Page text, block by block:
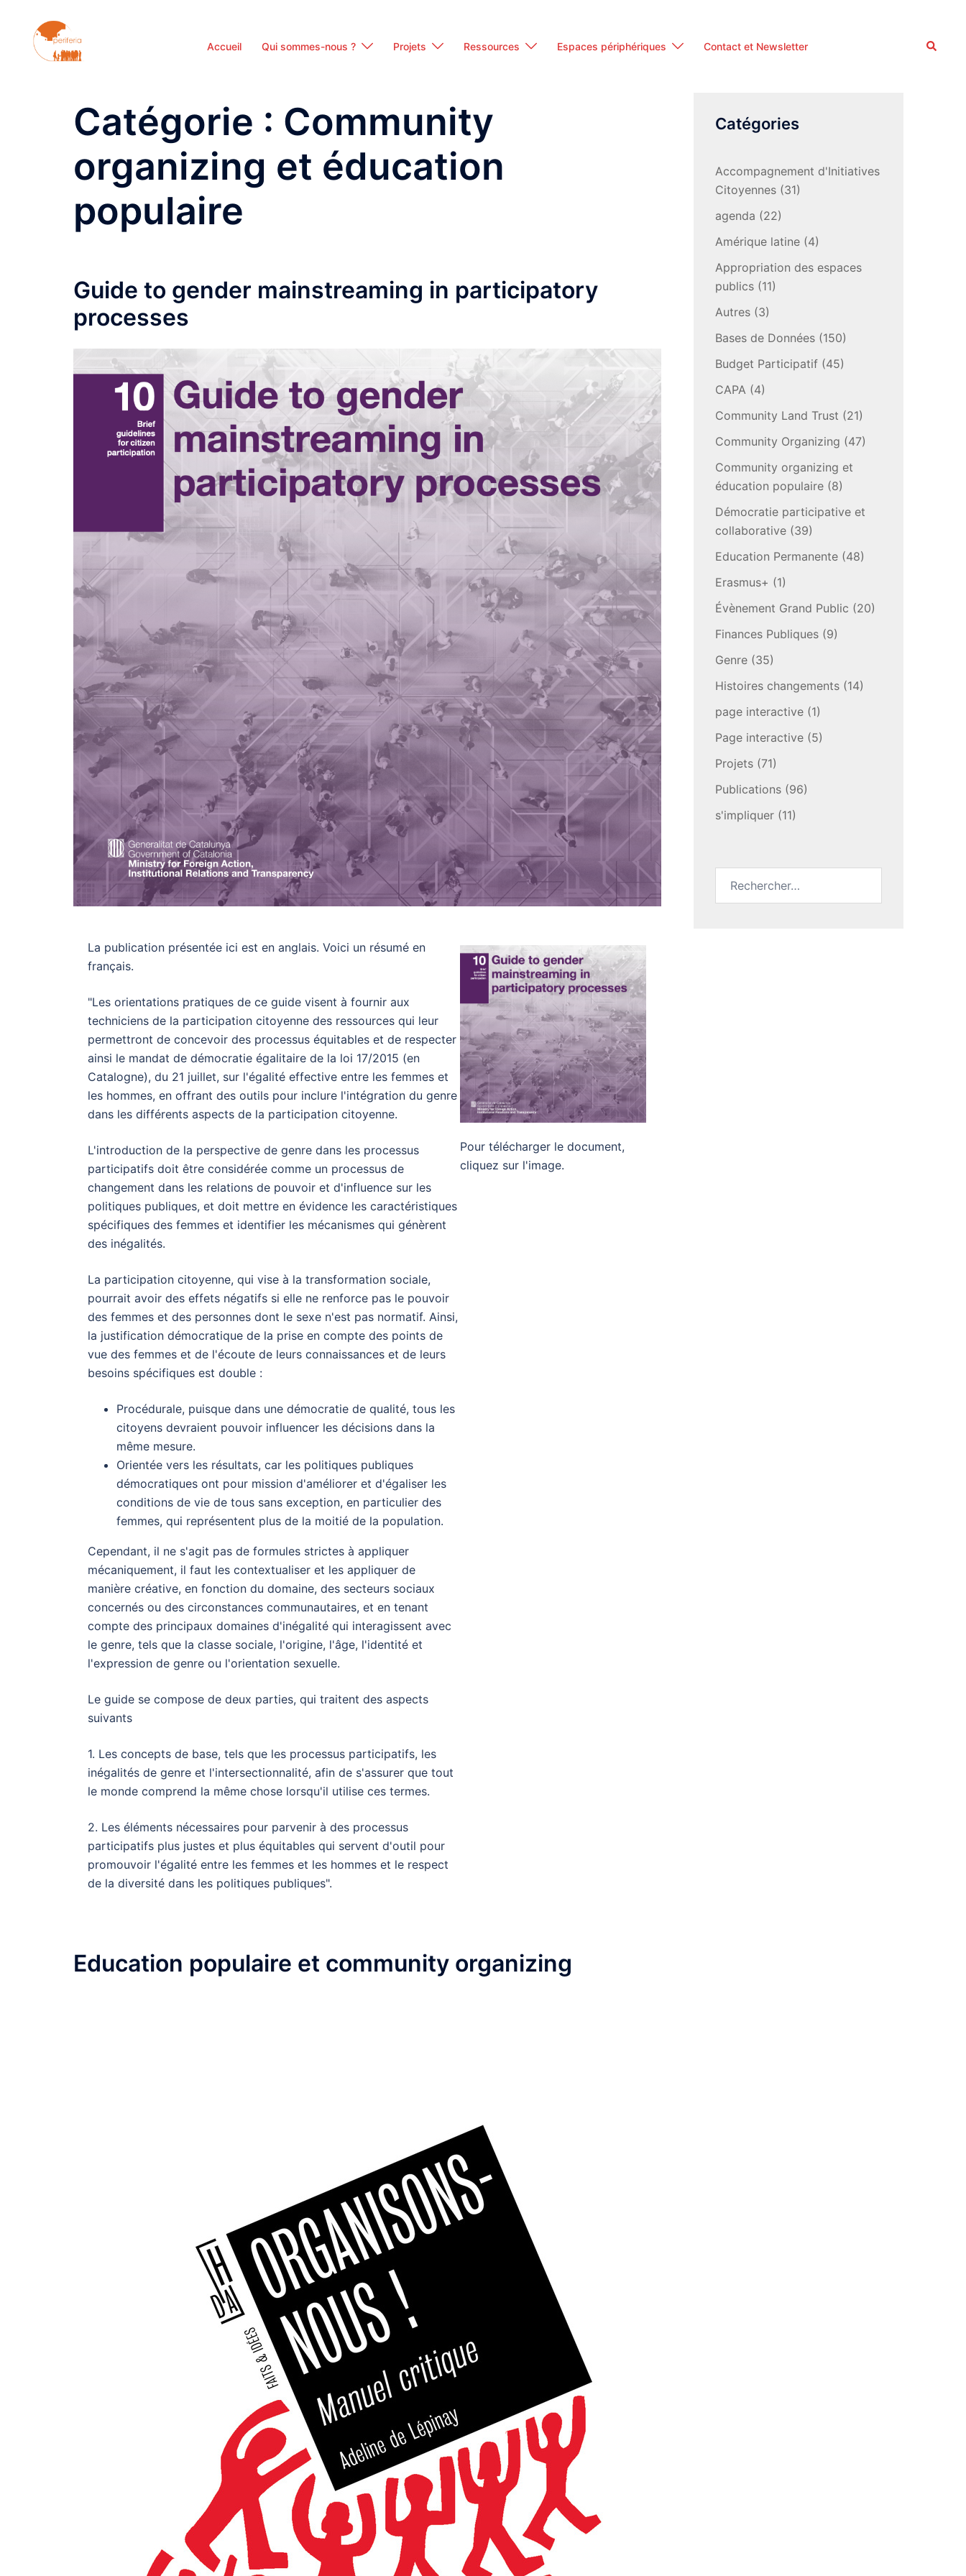
contenu
Accueil Qui sommes-nous ? Projets Ressources Espaces périphériques Contact et Newsletter
Catégorie : Community
organizing et éducation
populaire
Guide to gender mainstreaming in participatory
processes
La publication présentée ici est en anglais. Voici un résumé en
français.
"Les orientations pratiques de ce guide visent à fournir aux
techniciens de la participation citoyenne des ressources qui leur
permettront de concevoir des processus équitables et de respecter
ainsi le mandat de démocratie égalitaire de la loi 17/2015 (en
Catalogne), du 21 juillet, sur l'égalité effective entre les femmes et
les hommes, en offrant des outils pour inclure l'intégration du genre
dans les différents aspects de la participation citoyenne.
L'introduction de la perspective de genre dans les processus
participatifs doit être considérée comme un processus de
changement dans les relations de pouvoir et d'influence sur les
politiques publiques, et doit mettre en évidence les caractéristiques
spécifiques des femmes et identifier les mécanismes qui génèrent
des inégalités.
La participation citoyenne, qui vise à la transformation sociale,
pourrait avoir des effets négatifs si elle ne renforce pas le pouvoir
des femmes et des personnes dont le sexe n'est pas normatif. Ainsi,
la justification démocratique de la prise en compte des points de
vue des femmes et de l'écoute de leurs connaissances et de leurs
besoins spécifiques est double :
Procédurale, puisque dans une démocratie de qualité, tous les
citoyens devraient pouvoir influencer les décisions dans la
même mesure.
Orientée vers les résultats, car les politiques publiques
démocratiques ont pour mission d'améliorer et d'égaliser les
conditions de vie de tous sans exception, en particulier des
femmes, qui représentent plus de la moitié de la population.
Cependant, il ne s'agit pas de formules strictes à appliquer
mécaniquement, il faut les contextualiser et les appliquer de
manière créative, en fonction du domaine, des secteurs sociaux
concernés ou des circonstances communautaires, et en tenant
compte des principaux domaines d'inégalité qui interagissent avec
le genre, tels que la classe sociale, l'origine, l'âge, l'identité et
l'expression de genre ou l'orientation sexuelle.
Le guide se compose de deux parties, qui traitent des aspects
suivants
1. Les concepts de base, tels que les processus participatifs, les
inégalités de genre et l'intersectionnalité, afin de s'assurer que tout
le monde comprend la même chose lorsqu'il utilise ces termes.
2. Les éléments nécessaires pour parvenir à des processus
participatifs plus justes et plus équitables qui servent d'outil pour
promouvoir l'égalité entre les femmes et les hommes et le respect
de la diversité dans les politiques publiques".
Pour télécharger le document,
cliquez sur l'image.
Education populaire et community organizing
Catégories
Accompagnement d'Initiatives
Citoyennes(31)
agenda (22)
Amérique latine(4)
Appropriation des espaces
publics(11)
Autres(3)
Bases de Données(150)
Budget Participatif(45)
CAPA(4)
Community Land Trust (21)
Community Organizing (47)
Community organizing et
éducation populaire(8)
Démocratie participative et
collaborative(39)
Education Permanente(48)
Erasmus+ (1)
Évènement Grand Public (20)
Finances Publiques(9)
Genre(35)
Histoires changements(14)
page interactive(1)
Page interactive(5)
Projets(71)
Publications(96)
s'impliquer(11)